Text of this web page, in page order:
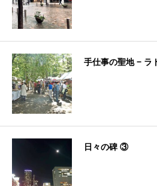
手仕事の聖地 − ラ
日々の碑 ③